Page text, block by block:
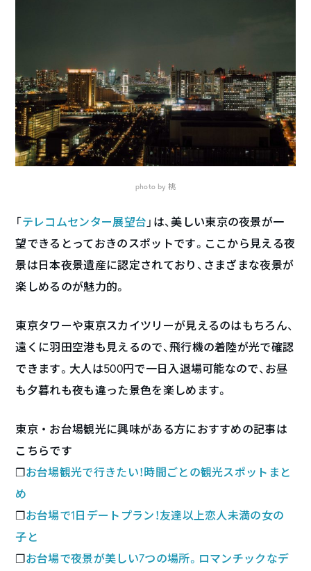
photo by 桃
「テレコムセンター展望台 」は、美しい東京の夜景が一
望できるとっておきのスポットです。ここから見える夜
景は日本夜景遺産に認定されており、さまざまな夜景が
楽しめるのが魅力的。
東京タワーや東京スカイツリーが見えるのはもちろん、
遠くに羽田空港も見えるので、飛行機の着陸が光で確認
できます。大人は500円で一日入退場可能なので、お昼
も夕暮れも夜も違った景色を楽しめます。
東京・お台場観光に興味がある方におすすめの記事は
こちらです
❐お台場観光で行きたい！時間ごとの観光スポットまと
め
❐お台場で1日デートプラン！友達以上恋人未満の女の
子と
❐お台場で夜景が美しい7つの場所。ロマンチックなデ